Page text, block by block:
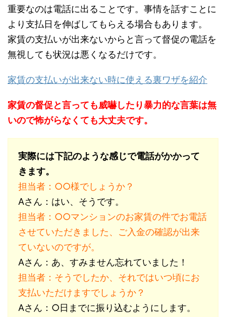
重要なのは電話に出ることです。事情を話すことに
より支払日を伸ばしてもらえる場合もあります。
家賃の支払いが出来ないからと言って督促の電話を
無視しても状況は悪くなるだけです。
家賃の支払いが出来ない時に使える裏ワザを紹介
家賃の督促と言っても威嚇したり暴力的な言葉は無
いので怖がらなくても大丈夫です。
実際には下記のような感じで電話がかかって
きます。
担当者：○○様でしょうか？
Aさん：はい、そうです。
担当者：○○マンションのお家賃の件でお電話
させていただきました、ご入金の確認が出来
ていないのですが。
Aさん：あ、すみません忘れていました！
担当者：そうでしたか、それではいつ頃にお
支払いただけますでしょうか？
Aさん：○日までに振り込むようにします。